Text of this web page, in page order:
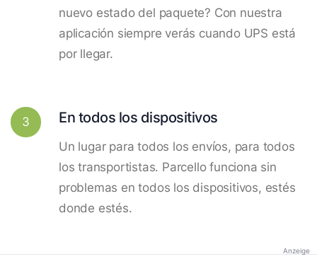
nuevo estado del paquete? Con nuestra
aplicación siempre verás cuando UPS está
por llegar.
3 En todos los dispositivos
Un lugar para todos los envíos, para todos
los transportistas. Parcello funciona sin
problemas en todos los dispositivos, estés
donde estés.
Anzeige